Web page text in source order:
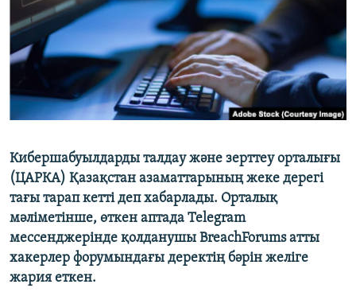
Кибершабуылдарды талдау және зерттеу орталығы
(ЦАРКА) Қазақстан азаматтарының жеке дерегі
тағы тарап кетті деп хабарлады. Орталық
мәліметінше, өткен аптада Telegram
мессенджерінде қолданушы BreachForums атты
хакерлер форумындағы деректің бәрін желіге
жария еткен.